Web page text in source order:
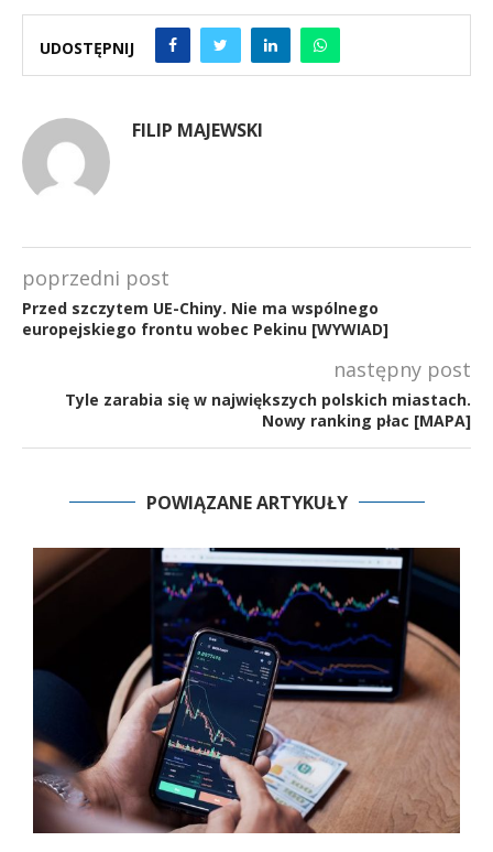
UDOSTĘPNIJ
FILIP MAJEWSKI
poprzedni post
Przed szczytem UE-Chiny. Nie ma wspólnego
europejskiego frontu wobec Pekinu [WYWIAD]
następny post
Tyle zarabia się w największych polskich miastach.
Nowy ranking płac [MAPA]
POWIĄZANE ARTYKUŁY